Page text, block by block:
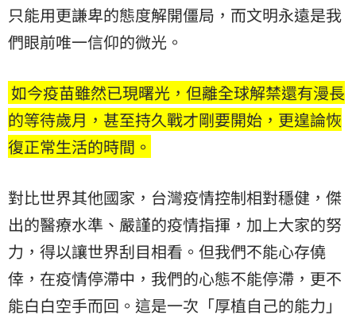
只能用更謙卑的態度解開僵局，而文明永遠是我
們眼前唯一信仰的微光。
如今疫苗雖然已現曙光，但離全球解禁還有漫長
的等待歲月，甚至持久戰才剛要開始，更遑論恢
復正常生活的時間。
對比世界其他國家，台灣疫情控制相對穩健，傑
出的醫療水準、嚴謹的疫情指揮，加上大家的努
力，得以讓世界刮目相看。但我們不能心存僥
倖，在疫情停滯中，我們的心態不能停滯，更不
能白白空手而回。這是一次「厚植自己的能力」